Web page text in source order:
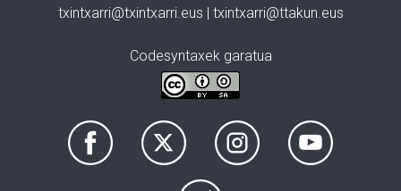
txintxarri@txintxarri.eus | txintxarri@ttakun.eus
Codesyntaxek garatua